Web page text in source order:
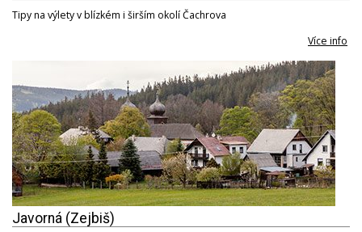
Tipy na výlety v blízkém i širším okolí Čachrova
Více info
Javorná (Zejbiš)